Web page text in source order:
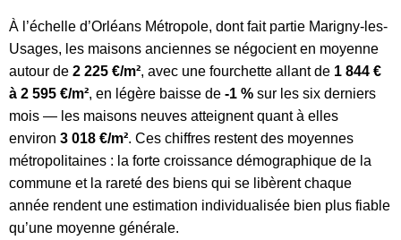
À l’échelle d’Orléans Métropole, dont fait partie Marigny-les-
Usages, les maisons anciennes se négocient en moyenne
autour de 2 225 €/m², avec une fourchette allant de 1 844 €
à 2 595 €/m², en légère baisse de -1 % sur les six derniers
mois — les maisons neuves atteignent quant à elles
environ 3 018 €/m². Ces chiffres restent des moyennes
métropolitaines : la forte croissance démographique de la
commune et la rareté des biens qui se libèrent chaque
année rendent une estimation individualisée bien plus fiable
qu’une moyenne générale.